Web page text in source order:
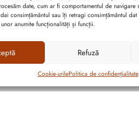
date, cum ar fi comportamentul de navigare
consimțământul sau îți retragi consimțământul
anumite funcționalități și funcții.
Refuză
Cookie-urilePolitica de confidențialitate